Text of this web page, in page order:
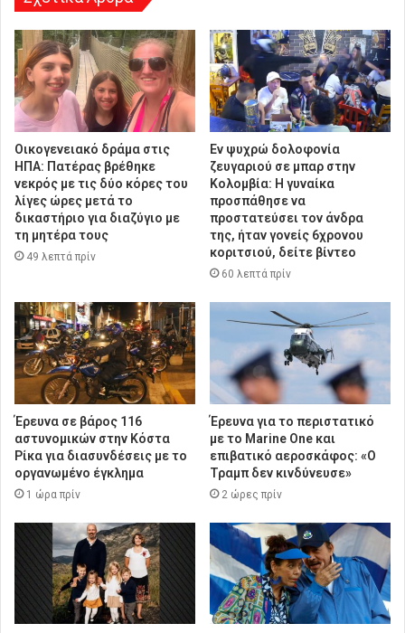
Οικογενειακό δράμα στις
ΗΠΑ: Πατέρας βρέθηκε
νεκρός με τις δύο κόρες του
λίγες ώρες μετά το
δικαστήριο για διαζύγιο με
τη μητέρα τους
49 λεπτά πρίν
Εν ψυχρώ δολοφονία
ζευγαριού σε μπαρ στην
Κολομβία: Η γυναίκα
προσπάθησε να
προστατεύσει τον άνδρα
της, ήταν γονείς 6χρονου
κοριτσιού, δείτε βίντεο
60 λεπτά πρίν
Έρευνα σε βάρος 116
αστυνομικών στην Κόστα
Ρίκα για διασυνδέσεις με το
οργανωμένο έγκλημα
1 ώρα πρίν
Έρευνα για το περιστατικό
με το Marine One και
επιβατικό αεροσκάφος: «Ο
Τραμπ δεν κινδύνευσε»
2 ώρες πρίν